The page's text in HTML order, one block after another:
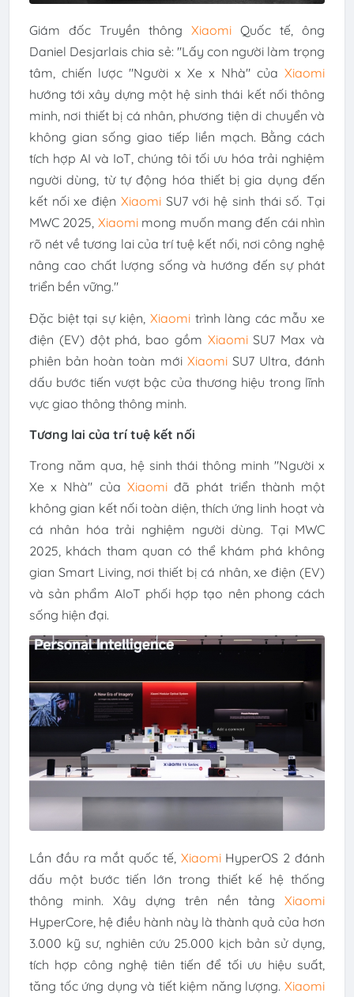
Giám đốc Truyền thôngXiaomi Quốc tế, ông
Daniel Desjarlais chia sẻ: "Lấy con người làm trọng
tâm, chiến lược "Người x Xe x Nhà" củaXiaomi
hướng tới xây dựng một hệ sinh thái kết nối thông
minh, nơi thiết bị cá nhân, phương tiện di chuyển và
không gian sống giao tiếp liền mạch. Bằng cách
tích hợp AI và IoT, chúng tôi tối ưu hóa trải nghiệm
người dùng, từ tự động hóa thiết bị gia dụng đến
kết nối xe điện XiaomiSU7 với hệ sinh thái số. Tại
MWC 2025, Xiaomimong muốn mang đến cái nhìn
rõ nét về tương lai của trí tuệ kết nối, nơi công nghệ
nâng cao chất lượng sống và hướng đến sự phát
triển bền vững."
Đặc biệt tại sự kiện, Xiaomi trình làng các mẫu xe
điện (EV) đột phá, bao gồm XiaomiSU7 Max và
phiên bản hoàn toàn mới XiaomiSU7 Ultra, đánh
dấu bước tiến vượt bậc của thương hiệu trong lĩnh
vực giao thông thông minh.
Tương lai của trí tuệ kết nối
Trong năm qua, hệ sinh thái thông minh "Người x
Xe x Nhà" của Xiaomiđã phát triển thành một
không gian kết nối toàn diện, thích ứng linh hoạt và
cá nhân hóa trải nghiệm người dùng. Tại MWC
2025, khách tham quan có thể khám phá không
gian Smart Living, nơi thiết bị cá nhân, xe điện (EV)
và sản phẩm AIoT phối hợp tạo nên phong cách
sống hiện đại.
Lần đầu ra mắt quốc tế, XiaomiHyperOS 2 đánh
dấu một bước tiến lớn trong thiết kế hệ thống
thông minh. Xây dựng trên nền tảngXiaomi
HyperCore, hệ điều hành này là thành quả của hơn
3.000 kỹ sư, nghiên cứu 25.000 kịch bản sử dụng,
tích hợp công nghệ tiên tiến để tối ưu hiệu suất,
tăng tốc ứng dụng và tiết kiệm năng lượng.Xiaomi